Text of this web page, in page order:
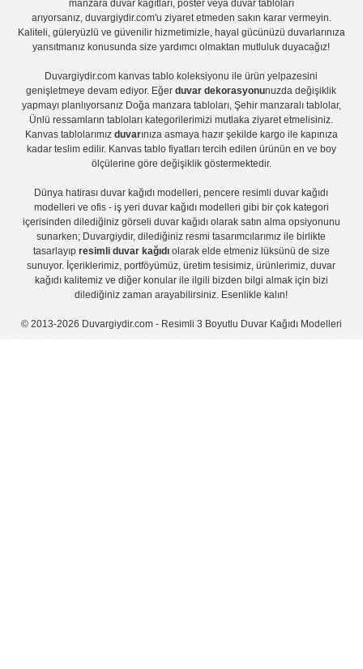
manzara duvar kağıtları, posterveya duvar tabloları
arıyorsanız, duvargiydir.com'u ziyaret etmeden sakın karar vermeyin.
Kaliteli, güleryüzlü ve güvenilir hizmetimizle, hayal gücünüzü duvarlarınıza
yansıtmanız konusunda size yardımcı olmaktan mutluluk duyacağız!
Duvargiydir.com kanvas tablo koleksiyonu ile ürün yelpazesini
genişletmeye devam ediyor. Eğerduvar dekorasyonunuzda değişiklik
yapmayı planlıyorsanız Doğa manzara tabloları, Şehir manzaralı tablolar,
Ünlü ressamların tabloları kategorilerimizi mutlaka ziyaret etmelisiniz.
Kanvas tablolarımız duvarınıza asmaya hazır şekilde kargo ile kapınıza
kadar teslim edilir. Kanvas tablo fiyatlarıtercih edilen ürünün en ve boy
ölçülerine göre değişiklik göstermektedir.
Dünya hatirası duvar kağıdı modelleri,pencere resimli duvar kağıdı
modelleri ve ofis - iş yeri duvar kağıdı modelleri gibi bir çok kategori
içerisinden dilediğiniz görseli duvar kağıdı olarak satın alma opsiyonunu
sunarken; Duvargiydir, dilediğiniz resmi tasarımcılarımız ile birlikte
tasarlayıp resimli duvar kağıdıolarak elde etmeniz lüksünü de size
sunuyor. İçeriklerimiz, portföyümüz, üretim tesisimiz, ürünlerimiz, duvar
kağıdı kalitemiz ve diğer konular ile ilgili bizden bilgi almak için bizi
dilediğiniz zaman arayabilirsiniz. Esenlikle kalın!
© 2013-2026 Duvargiydir.com - Resimli 3 Boyutlu Duvar Kağıdı Modelleri